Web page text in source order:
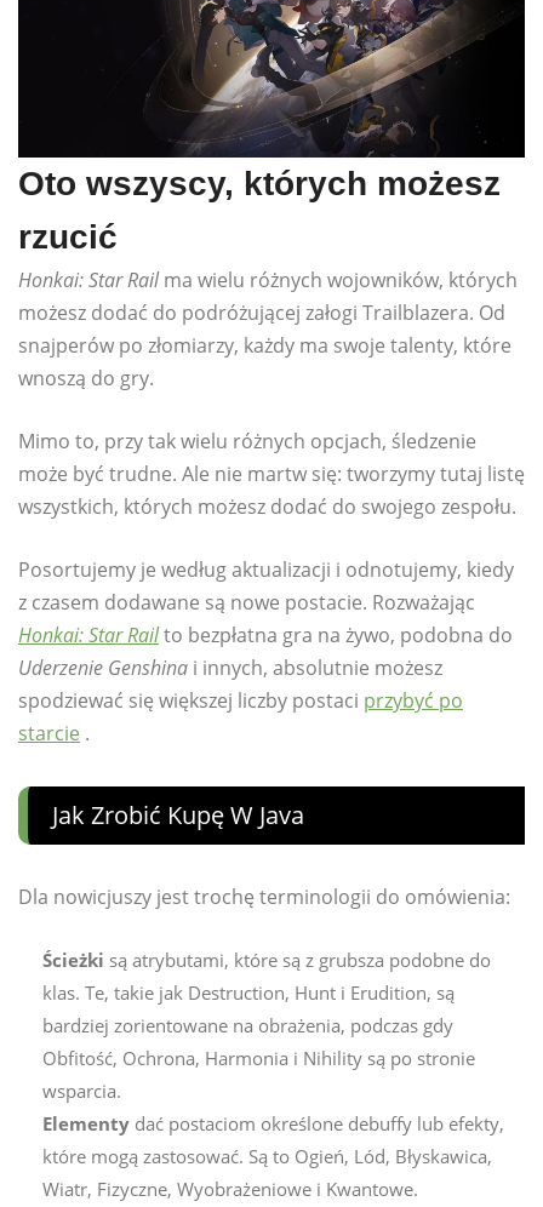
Oto wszyscy, których możesz
rzucić
Honkai: Star Railma wielu różnych wojowników, których
możesz dodać do podróżującej załogi Trailblazera. Od
snajperów po złomiarzy, każdy ma swoje talenty, które
wnoszą do gry.
Mimo to, przy tak wielu różnych opcjach, śledzenie
może być trudne. Ale nie martw się: tworzymy tutaj listę
wszystkich, których możesz dodać do swojego zespołu.
Posortujemy je według aktualizacji i odnotujemy, kiedy
z czasem dodawane są nowe postacie. Rozważając
Honkai: Star Railto bezpłatna gra na żywo, podobna do
Uderzenie Genshina i innych, absolutnie możesz
spodziewać się większej liczby postaci przybyć po
starcie .
Jak Zrobić Kupę W Java
Dla nowicjuszy jest trochę terminologii do omówienia:
Ścieżki są atrybutami, które są z grubsza podobne do
klas. Te, takie jak Destruction, Hunt i Erudition, są
bardziej zorientowane na obrażenia, podczas gdy
Obfitość, Ochrona, Harmonia i Nihility są po stronie
wsparcia.
Elementy dać postaciom określone debuffy lub efekty,
które mogą zastosować. Są to Ogień, Lód, Błyskawica,
Wiatr, Fizyczne, Wyobrażeniowe i Kwantowe.